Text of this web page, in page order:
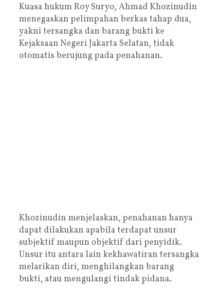
Kuasa hukum Roy Suryo, Ahmad Khozinudin
menegaskan pelimpahan berkas tahap dua,
yakni tersangka dan barang bukti ke
Kejaksaan Negeri Jakarta Selatan, tidak
otomatis berujung pada penahanan.
Khozinudin menjelaskan, penahanan hanya
dapat dilakukan apabila terdapat unsur
subjektif maupun objektif dari penyidik.
Unsur itu antara lain kekhawatiran tersangka
melarikan diri, menghilangkan barang
bukti, atau mengulangi tindak pidana.